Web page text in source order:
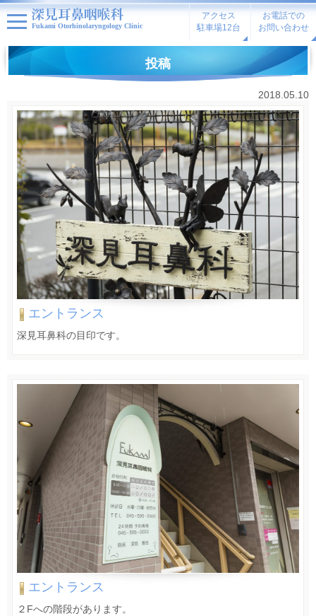
Fukami Otorhinolaryngology Clinic
アクセス
駐車場12台
お電話での
お問い合わせ
投稿
2018.05.10
エントランス
深見耳鼻科の目印です。
エントランス
２Fへの階段があります。